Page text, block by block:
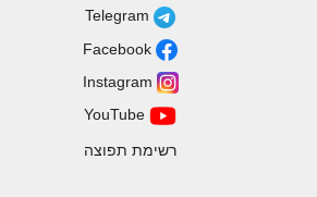
רשימת תפוצה